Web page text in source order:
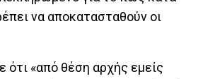
να αποκατασταθούν οι
ότι «από θέση αρχής εμείς